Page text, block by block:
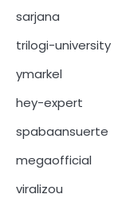
sarjana
trilogi-university
ymarkel
hey-expert
spabaansuerte
megaofficial
viralizou